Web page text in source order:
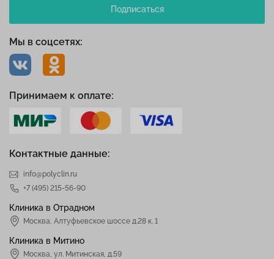
Контактные данные:
info@polyclin.ru
+7 (495) 215-56-90
Клиника в Отрадном
Москва, Алтуфьевское шоссе д.28 к. 1
Клиника в Митино
Москва, ул. Митинская, д.59
Мы в соцсетях:
Подписаться
Принимаем к оплате: